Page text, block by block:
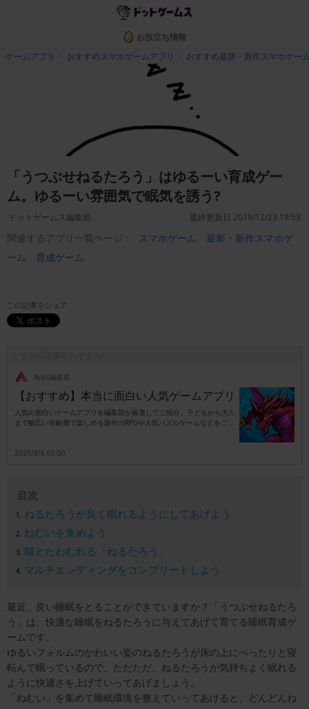
お役立ち情報
ゲームアプリ
おすすめスマホゲームアプリ おすすめ最新・新作スマホゲー
「うつぶせねるたろう」はゆるーい育成ゲー
ム。ゆるーい雰囲気で眠気を誘う?
ドットゲームス編集部 最終更新日 2019/12/23 19:53
関連するアプリ一覧ページ： スマホゲーム
最新・新作スマホゲ
ーム
育成ゲーム
この記事をシェア
.Apps編集部
【おすすめ】本当に面白い人気ゲームアプリ
人気の面白いゲームアプリを編集部が厳選してご紹介。子どもから大人
まで幅広い年齢層で楽しめる新作のRPGや人気パズルゲームなどをご紹
2026/8/6 05:00
目次
ねるたろうが良く眠れるようにしてあげよう
ねむいを集めよう
猫とたわむれる「ねるたろう」
マルチエンディングをコンプリートしよう
最近、良い睡眠をとることができていますか？「うつぶせねるたろ
う」は、快適な睡眠をねるたろうに与えてあげて育てる睡眠育成ゲ
ームです。
ゆるいフォルムのかわいい姿のねるたろうが床の上にぺったりと寝
転んで眠っているので、ただただ、ねるたろうが気持ちよく眠れる
ように快適さを上げていってあげましょう。
「ねむい」を集めて睡眠環境を整えていってあげると、どんどんね